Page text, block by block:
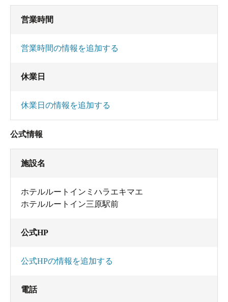
営業時間
営業時間の情報を追加する
休業日
休業日の情報を追加する
公式情報
施設名
ホテルルートインミハラエキマエ
ホテルルートイン三原駅前
公式HP
公式HPの情報を追加する
電話